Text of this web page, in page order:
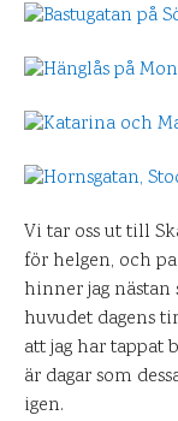
Vi tar oss ut till
för helgen, och
hinner jag
huvudet dagens
att jag har
är dagar som
igen.